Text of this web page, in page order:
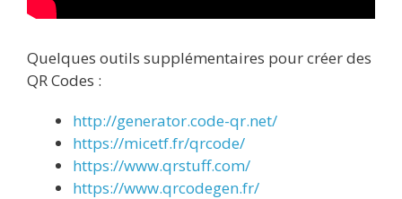
Quelques outils supplémentaires pour créer des
QR Codes :
http://generator.code-qr.net/
https://micetf.fr/qrcode/
https://www.qrstuff.com/
https://www.qrcodegen.fr/